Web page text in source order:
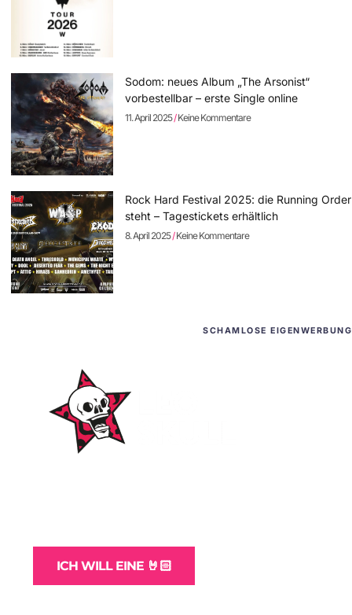
Sodom: neues Album „The Arsonist“
vorbestellbar – erste Single online
11. April 2025 Keine Kommentare
Rock Hard Festival 2025: die Running Order
steht – Tagestickets erhältlich
8. April 2025 Keine Kommentare
SCHAMLOSE EIGENWERBUNG
ICH WILL EINE 🤘🏻